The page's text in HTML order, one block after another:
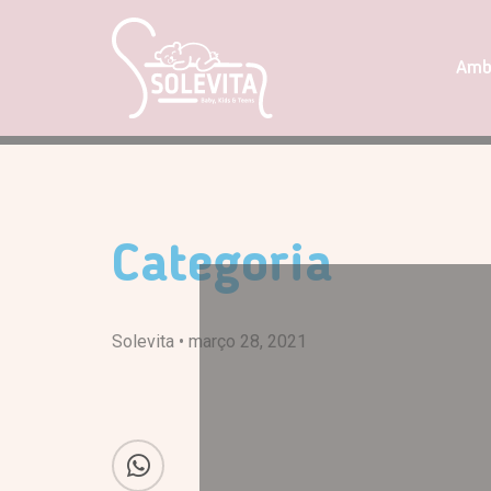
Categoria
Solevita • março 28, 2021